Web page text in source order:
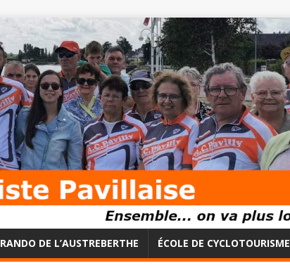
RANDO DE L’AUSTREBERTHE ÉCOLE DE CYCLOTOURISME